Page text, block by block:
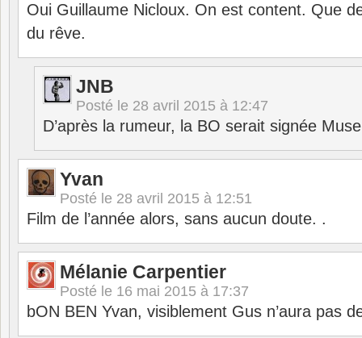
Oui Guillaume Nicloux. On est content. Que
du rêve.
JNB
Posté le 28 avril 2015 à 12:47
D’après la rumeur, la BO serait signée
Yvan
Posté le 28 avril 2015 à 12:51
Film de l’année alors, sans aucun doute. .
Mélanie Carpentier
Posté le 16 mai 2015 à 17:37
bON BEN Yvan, visiblement Gus n’aura pas